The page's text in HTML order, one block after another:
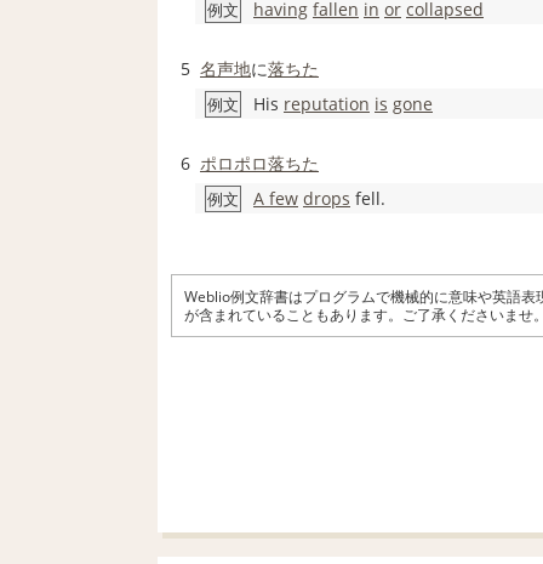
例文 having fallen in or collapsed
5 名声地に落ちた
例文 His reputation is gone
6 ポロポロ落ちた
例文 A few drops fell.
Weblio例文辞書はプログラムで機械的に意味や英語
が含まれていることもあります。ご了承くださいませ